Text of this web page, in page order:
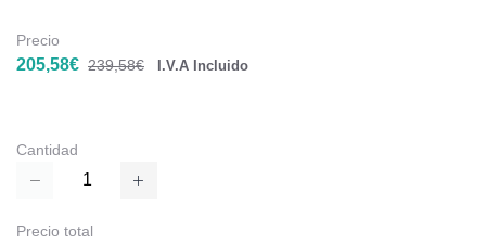
Precio
205,58€ 239,58€ I.V.A Incluido
Cantidad
Precio total